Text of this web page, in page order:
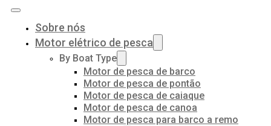
Sobre nós
Motor elétrico de pesca
By Boat Type
Motor de pesca de barco
Motor de pesca de pontão
Motor de pesca de caiaque
Motor de pesca de canoa
Motor de pesca para barco a remo